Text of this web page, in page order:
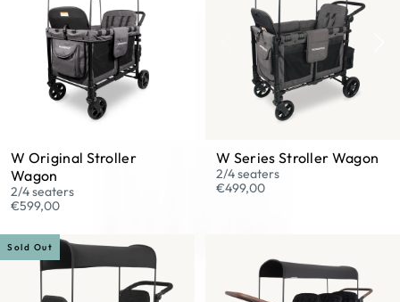
W Original Stroller
Wagon
2/4 seaters
€599,00
W Series Stroller Wagon
2/4 seaters
€499,00
Sold Out